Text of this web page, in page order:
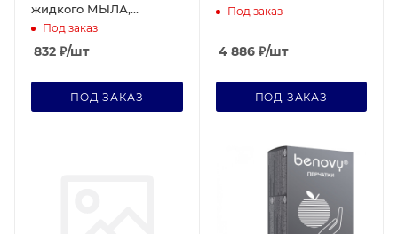
жидкого МЫЛА,
пластик АБС, БЕЛЫЙ,
1000 мл, питание 4АА
Под заказ
832 ₽/шт
ПОД ЗАКАЗ
Под заказ
4 886₽/шт
ПОД ЗАКАЗ